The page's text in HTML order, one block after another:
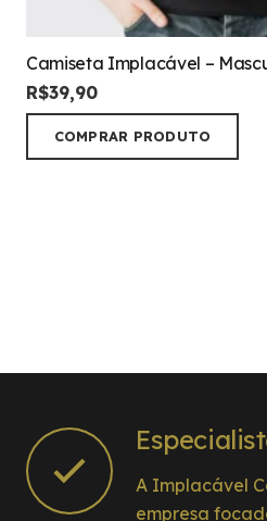
Camiseta Implacável –
R$39,90
COMPRAR PRODUTO
A Implacável
empresa